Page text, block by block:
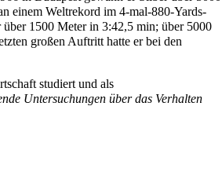
einem Weltrekord im 4-mal-880-Yards-
1500 Meter in 3:42,5 min; über 5000
großen Auftritt hatte er bei den
studiert und als
Untersuchungen über das Verhalten